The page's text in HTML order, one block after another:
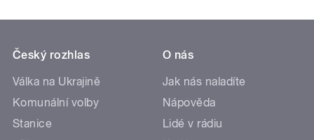
Český rozhlas
Válka na Ukrajině
Komunální volby
Stanice
O nás
Jak nás naladíte
Nápověda
Lidé v rádiu